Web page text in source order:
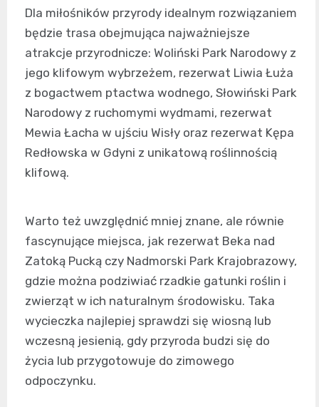
Dla miłośników przyrody idealnym rozwiązaniem
będzie trasa obejmująca najważniejsze
atrakcje przyrodnicze: Woliński Park Narodowy z
jego klifowym wybrzeżem, rezerwat Liwia Łuża
z bogactwem ptactwa wodnego, Słowiński Park
Narodowy z ruchomymi wydmami, rezerwat
Mewia Łacha w ujściu Wisły oraz rezerwat Kępa
Redłowska w Gdyni z unikatową roślinnością
klifową.
Warto też uwzględnić mniej znane, ale równie
fascynujące miejsca, jak rezerwat Beka nad
Zatoką Pucką czy Nadmorski Park Krajobrazowy,
gdzie można podziwiać rzadkie gatunki roślin i
zwierząt w ich naturalnym środowisku. Taka
wycieczka najlepiej sprawdzi się wiosną lub
wczesną jesienią, gdy przyroda budzi się do
życia lub przygotowuje do zimowego
odpoczynku.